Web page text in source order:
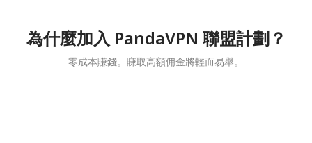
為什麼加入 PandaVPN 聯盟計劃？
零成本賺錢。賺取高額佣金將輕而易舉。